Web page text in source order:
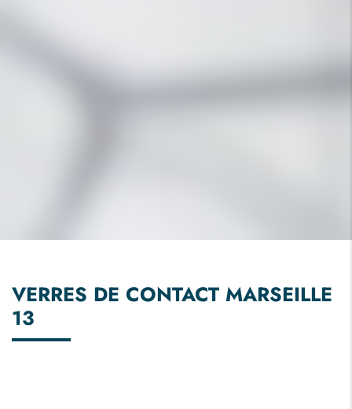
VERRES DE CONTACT MARSEILLE
13